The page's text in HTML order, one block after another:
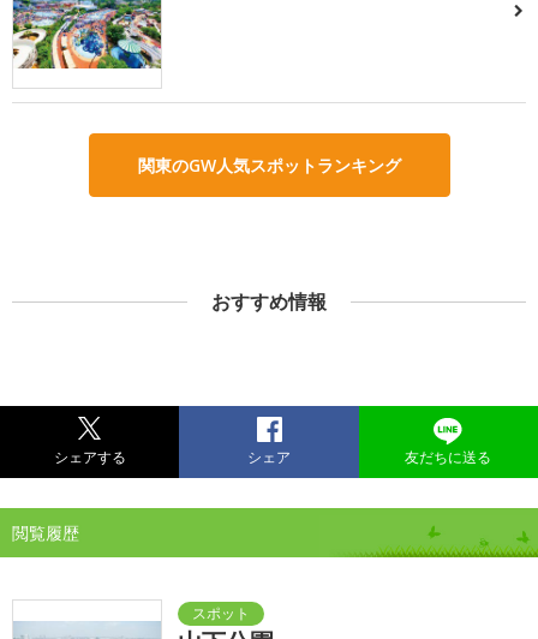
関東のGW人気スポットランキング
おすすめ情報
シェアする シェア 友だちに送る
閲覧履歴